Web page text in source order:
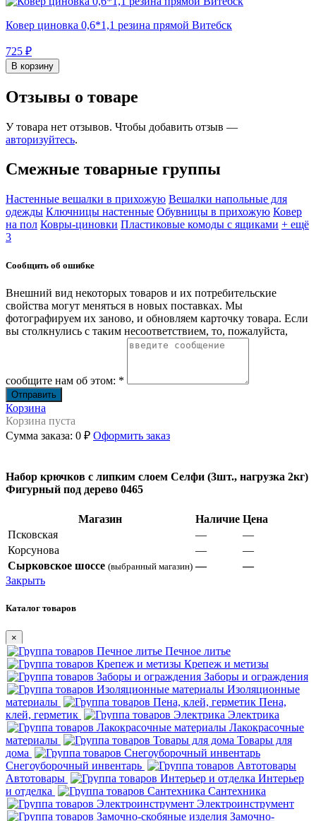
Ковер циновка 0,6*1,1 резина прямой Витебск
725 ₽
В корзину
Отзывы о товаре
У товара нет отзывов. Чтобы добавить отзыв —
авторизуйтесь.
Смежные товарные группы
Настенные вешалки в прихожую Вешалки напольные для
одежды Ключницы настенные Обувницы в прихожую Ковер
на пол Ковры-циновки Пластиковые комоды с ящиками + ещё
3
Сообщить об ошибке
Внешний вид некоторых товаров и их потребительские
свойства могут меняться в новых поставках. Мы
фотографируем их заново, и обновляем карточку товара. Если
вы столкнулись с таким несоответствием, то, пожалуйста,
сообщите нам об этом: *
Корзина
Корзина пуста
Сумма заказа: 0 ₽ Оформить заказ
Набор крючков с липким слоем Селфи (3шт., нагрузка 2кг)
Фигурный под дерево 0465
Магазин Наличие Цена
Псковская
—
—
Корсунова
—
—
Сырковское шоссе (выбранный магазин) —
—
Закрыть
Каталог товаров
×
Печное литье
Крепеж и метизы
Заборы и ограждения
Изоляционные
материалы
Пена,
клей, герметик
Электрика
Лакокрасочные
материалы
Товары для
дома
Снегоуборочный инвентарь
Автотовары
Интерьер
и отделка
Сантехника
Электроинструмент
Замочно-